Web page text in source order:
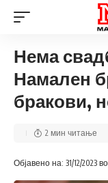
Нема
Намален
бракови,
Објавено на: 31/12/2023
2 мин читање